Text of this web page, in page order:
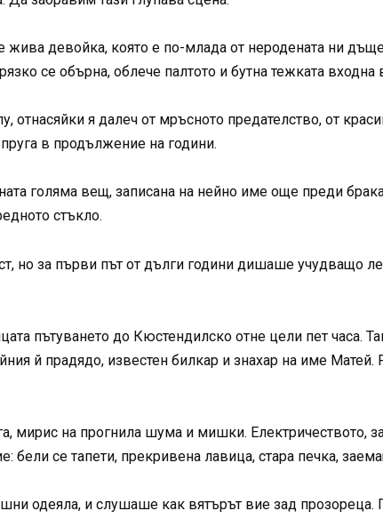
жива девойка, която е по-млада от неродената ни
се обърна, облече палтото и бутна тежката входна
я далеч от мръсното предателство, от
в продължение на години.
голяма вещ, записана на нейно име още преди
стъкло.
но за първи път от дълги години дишаше учудващо
пътуването до Кюстендилско отне цели пет
й прадядо, известен билкар и знахар на име
мирис на прогнила шума и мишки. Електричеството,
бели се тапети, прекривена лавица, стара печка,
одеяла, и слушаше как вятърът вие зад